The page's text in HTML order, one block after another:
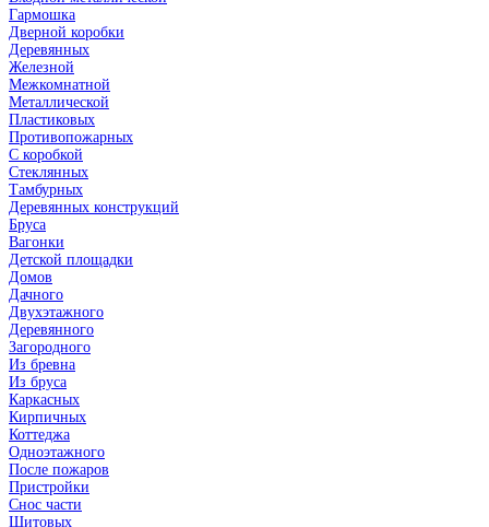
Гармошка
Дверной коробки
Деревянных
Железной
Межкомнатной
Металлической
Пластиковых
Противопожарных
С коробкой
Стеклянных
Тамбурных
Деревянных конструкций
Бруса
Вагонки
Детской площадки
Домов
Дачного
Двухэтажного
Деревянного
Загородного
Из бревна
Из бруса
Каркасных
Кирпичных
Коттеджа
Одноэтажного
После пожаров
Пристройки
Снос части
Щитовых